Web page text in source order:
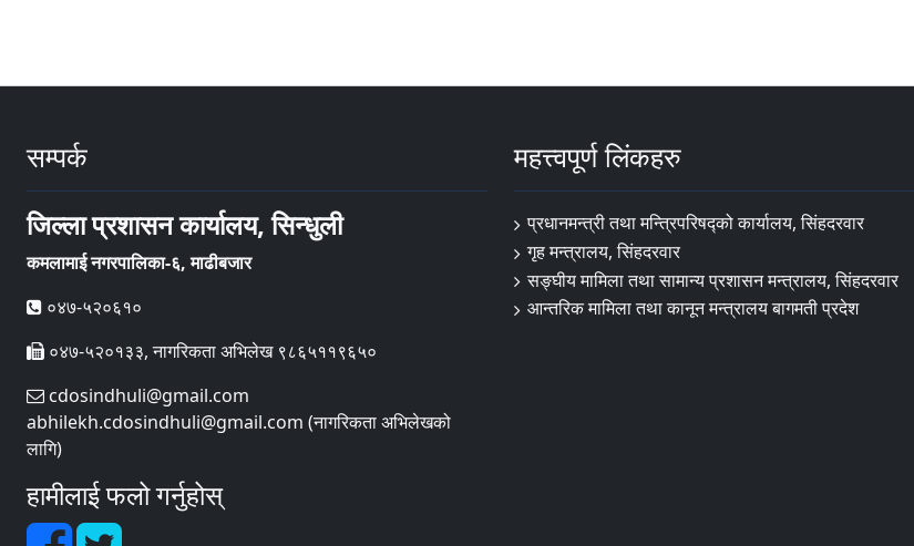
सम्पर्क
जिल्ला प्रशासन कार्यालय, सिन्धुली
कमलामाई नगरपालिका-६, माढीबजार
०४७-५२०६१०
०४७-५२०१३३, नागरिकता अभिलेख ९८६५११९६५०
cdosindhuli@gmail.com
abhilekh.cdosindhuli@gmail.com (नागरिकता अभिलेखको
लागि)
हामीलाई फलो गर्नुहोस्
महत्त्वपूर्ण लिंकहरु
प्रधानमन्त्री तथा मन्त्रिपरिषद्को कार्यालय, सिंहदरवार
गृह मन्त्रालय, सिंहदरवार
सङ्‍घीय मामिला तथा सामान्य प्रशासन मन्त्रालय, सिंहदरवार
आन्तरिक मामिला तथा कानून मन्त्रालय बागमती प्रदेश